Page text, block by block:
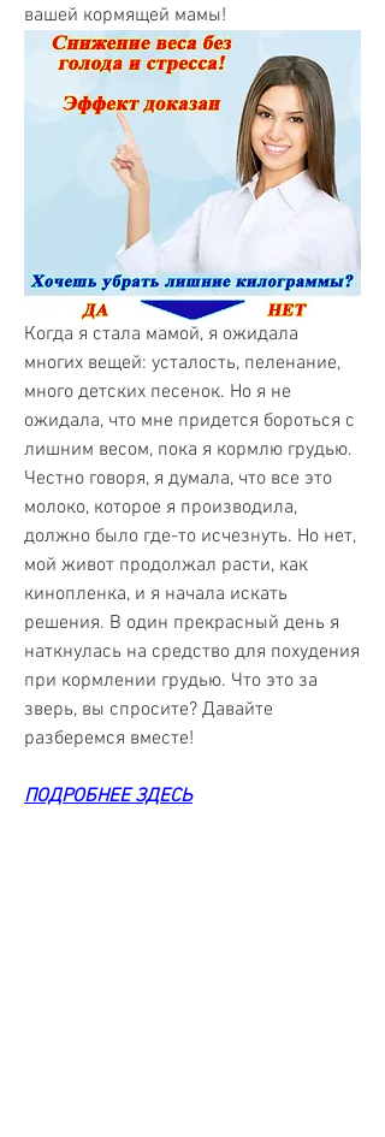
вашей кормящей мамы!
Когда я стала мамой, я ожидала
многих вещей: усталость, пеленание,
много детских песенок. Но я не
ожидала, что мне придется бороться с
лишним весом, пока я кормлю грудью.
Честно говоря, я думала, что все это
молоко, которое я производила,
должно было где-то исчезнуть. Но нет,
мой живот продолжал расти, как
кинопленка, и я начала искать
решения. В один прекрасный день я
наткнулась на средство для похудения
при кормлении грудью. Что это за
зверь, вы спросите? Давайте
разберемся вместе!
ПОДРОБНЕЕ ЗДЕСЬ